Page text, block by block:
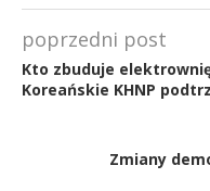
poprzedni post
Kto zbuduje
Koreańskie KHNP
Zmiany